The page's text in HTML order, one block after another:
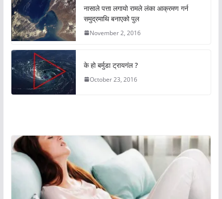
नासाले पत्ता लगायो रामले लंका आक्रमण गर्न
समुद्रमाथि बनाएको पुल
November 2, 2016
के हो बर्मुडा ट्रायगंल ?
October 23, 2016